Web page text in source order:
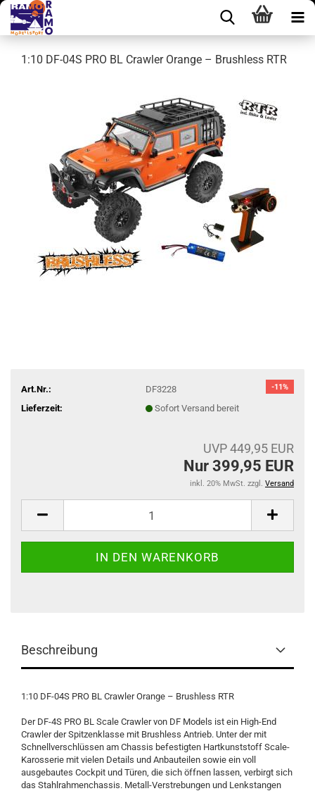
1:10 DF-04S PRO BL Crawler Orange – Brushless RTR
-11%
Art.Nr.:
DF3228
Lieferzeit:
Sofort Versand bereit
UVP 449,95 EUR
Nur 399,95 EUR
inkl. 20% MwSt. zzgl. Versand
Beschreibung
1:10 DF-04S PRO BL Crawler Orange – Brushless RTR
Der DF-4S PRO BL Scale Crawler von DF Models ist ein High-End
Crawler der Spitzenklasse mit Brushless Antrieb. Unter der mit
Schnellverschlüssen am Chassis befestigten Hartkunststoff Scale-
Karosserie mit vielen Details und Anbauteilen sowie ein voll
ausgebautes Cockpit und Türen, die sich öffnen lassen, verbirgt sich
das Stahlrahmenchassis. Metall-Verstrebungen und Lenkstangen